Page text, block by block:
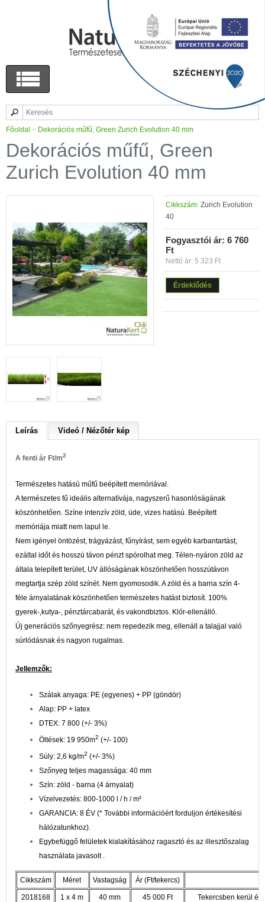
Főoldal > Dekorációs műfű, Green Zurich Evolution 40 mm
Dekorációs műfű, Green
Zurich Evolution 40 mm
Cikkszám: Zurich Evolution
40
Fogyasztói ár: 6 760
Ft
Nettó ár: 5 323 Ft
Érdeklődés
Leírás Videó / Nézőtér kép
A fenti ár Ft/m2
Természetes hatású műfű beépített memóriával.
A természetes fű ideális alternatívája, nagyszerű hasonlóságának
köszönhetően. Színe intenzív zöld, üde, vizes hatású. Beépített
memóriája miatt nem lapul le.
Nem igényel öntözést, trágyázást, fűnyírást, sem egyéb karbantartást,
ezáltal időt és hosszú távon pénzt spórolhat meg. Télen-nyáron zöld az
általa telepített terület, UV állóságának köszönhetően hosszútávon
megtartja szép zöld színét. Nem gyomosodik. A zöld és a barna szín 4-
féle árnyalatának köszönhetően természetes hatást biztosít. 100%
gyerek-,kutya-, pénztárcabarát, és vakondbiztos. Klór-ellenálló.
Új generációs szőnyegrész: nem repedezik meg, ellenáll a talajjal való
súrlódásnak és nagyon rugalmas.
Jellemzők:
Szálak anyaga: PE (egyenes) + PP (göndör)
Alap: PP + latex
DTEX: 7 800 (+/- 3%)
Öltések: 19 950m2 (+/- 100)
Súly: 2,6 kg/m2 (+/- 3%)
Szőnyeg teljes magassága: 40 mm
Szín: zöld - barna (4 árnyalat)
Vízelvezetés: 800-1000 l / h / m²
GARANCIA: 8 ÉV (* További információért forduljon értékesítési
hálózatunkhoz).
Egybefüggő felületek kialakításához ragasztó és az illesztőszalag
használata javasolt .
Cikkszám Méret Vastagság Ár (Ft/tekercs)
2018168 1 x 4 m 40 mm 45 000 Ft Tekercsben kerül